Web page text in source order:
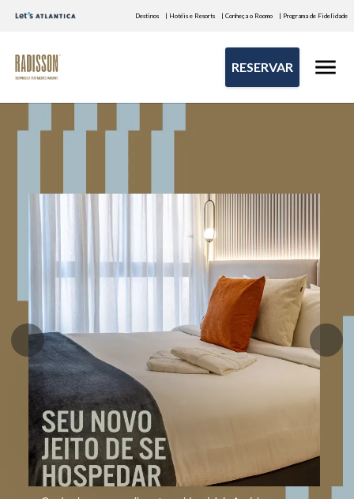
Destinos | Hotéis e Resorts | Conheça o Roomo | Programa de Fidelidade
RESERVAR